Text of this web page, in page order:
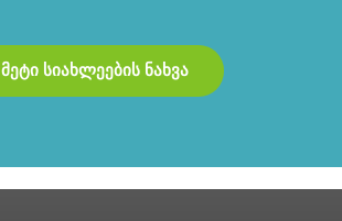
მეტი სიახლეების ნახვა